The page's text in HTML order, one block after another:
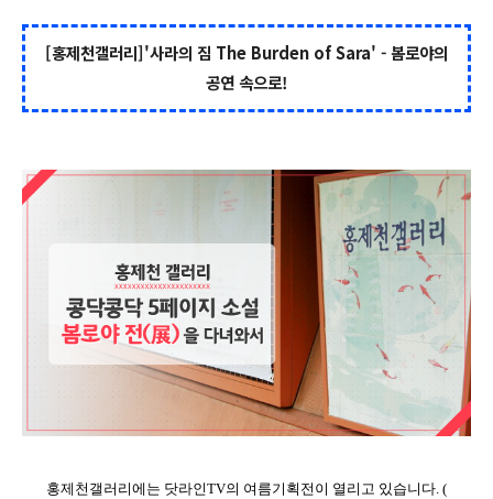
[홍제천갤러리]'사라의 짐 The Burden of Sara' - 봄로야의
공연 속으로!
홍제천갤러리에는 닷라인TV의 여름기획전이 열리고 있습니다. (